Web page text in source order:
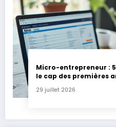
Micro-entrepreneur :
le cap des premières
29 juillet 2026